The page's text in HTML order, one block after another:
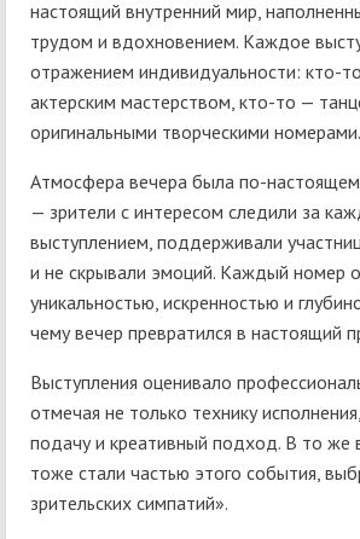
настоящий внутренний мир,
трудом и вдохновением. Каждое
отражением индивидуальности: кто-
актерским мастерством, кто-то —
оригинальными творческими номерами.
Атмосфера вечера была по-
— зрители с интересом следили за
выступлением, поддерживали
и не скрывали эмоций. Каждый номер
уникальностью, искренностью и
чему вечер превратился в настоящий
Выступления оценивало
отмечая не только технику
подачу и креативный подход. В то же
тоже стали частью этого события,
зрительских симпатий».